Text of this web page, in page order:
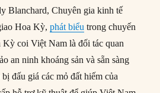
Blanchard, Chuyên gia kinh tế
Hoa Kỳ,phát biểu trong chuyến
coi Việt Nam là đối tác quan
an ninh khoáng sản và sẵn sàng
đấu giá các mỏ đất hiếm của